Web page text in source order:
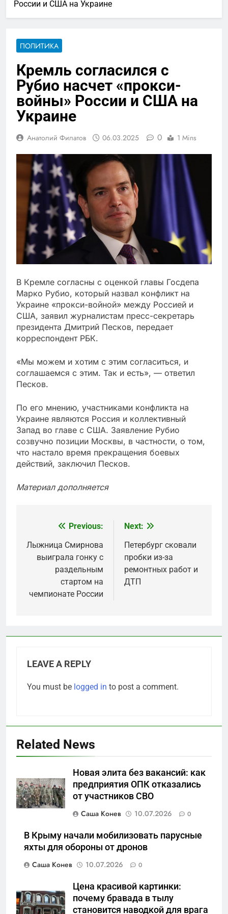
России и США на Украине
ПОЛИТИКА
Кремль согласился с
Рубио насчет «прокси-
войны» России и США на
Украине
Анатолий Филатов 06.03.2025 0 1 Mins
В Кремле согласны с оценкой главы Госдепа
Марко Рубио, который назвал конфликт на
Украине «прокси-войной» между Россией и
США, заявил журналистам пресс-секретарь
президента Дмитрий Песков, передает
корреспондент РБК.
«Мы можем и хотим с этим согласиться, и
соглашаемся с этим. Так и есть», — ответил
Песков.
По его мнению, участниками конфликта на
Украине являются Россия и коллективный
Запад во главе с США. Заявление Рубио
созвучно позиции Москвы, в частности, о том,
что настало время прекращения боевых
действий, заключил Песков.
Материал дополняется
navigation
Previous:
Лыжница Смирнова
выиграла гонку с
раздельным
стартом на
чемпионате России
Next:
Петербург сковали
пробки из-за
ремонтных работ и
ДТП
LEAVE A REPLY
You must be logged in to post a comment.
Related News
Новая элита без вакансий: как
предприятия ОПК отказались
от участников СВО
Саша Конев
10.07.2026 0
В Крыму начали мобилизовать парусные
яхты для обороны от дронов
Саша Конев
10.07.2026 0
Цена красивой картинки:
почему бравада в тылу
становится наводкой для врага
Отрезанные от помощи:
почему власть и
маркетплейсы «умывают
руки» после ударов по
САНКТ-ПЕТЕРБУРГ И ОБЛАСТЬ
«Ростех» разъедают изнутри:
Серовский оборонный завод
идёт ко дну
САНКТ-ПЕТЕРБУРГ И ОБЛАСТЬ
7
«Бизнес на ветеранах и